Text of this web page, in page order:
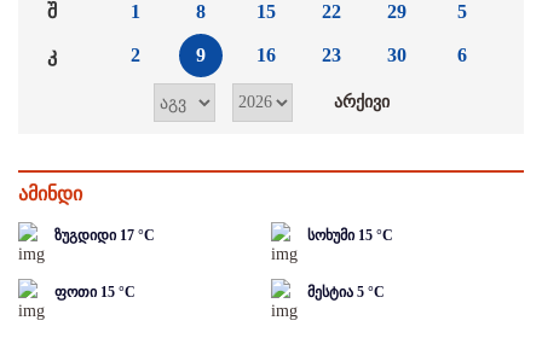
შ
კ
1
2
8
9
15
16
22
23
29
30
5
6
ამინდი
ზუგდიდი 17 °C სოხუმი 15 °C
ფოთი 15 °C მესტია 5 °C